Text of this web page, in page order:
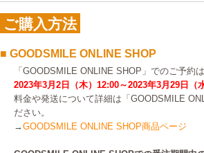
ご購入方法
■ GOODSMILE ONLINE SHOP
「GOODSMILE ONLINE SHOP」でのご予約は
2023年3月2日（木）12:00～2023年3月29日（
料金や発送について詳細は「GOODSMILE
ださい。
→GOODSMILE ONLINE SHOP商品ページ